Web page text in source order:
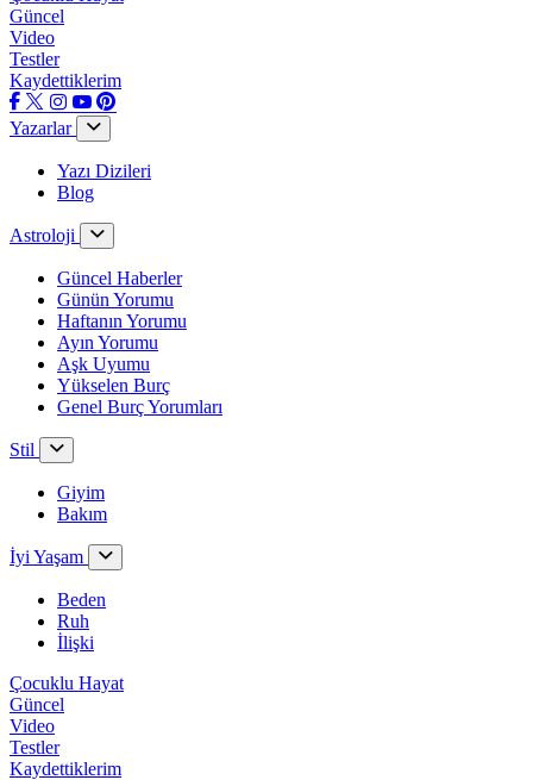
Güncel
Video
Testler
Kaydettiklerim
Yazarlar
Yazı Dizileri
Blog
Astroloji
Güncel Haberler
Günün Yorumu
Haftanın Yorumu
Ayın Yorumu
Aşk Uyumu
Yükselen Burç
Genel Burç Yorumları
Stil
Giyim
Bakım
İyi Yaşam
Beden
Ruh
İlişki
Çocuklu Hayat
Güncel
Video
Testler
Kaydettiklerim